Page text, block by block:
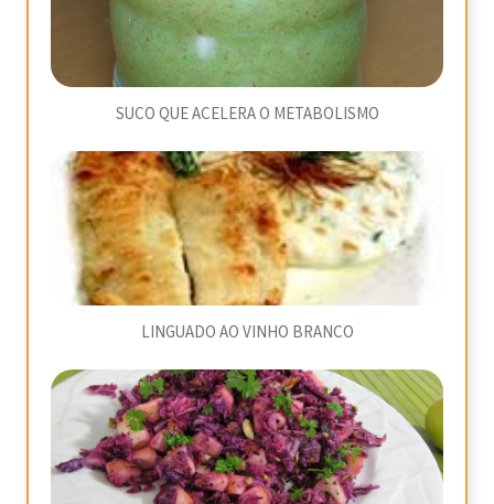
SUCO QUE ACELERA O METABOLISMO
LINGUADO AO VINHO BRANCO